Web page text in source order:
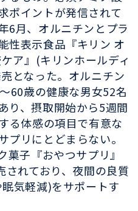
ポイントが発信されて
6月、オルニチンとプラ
性表示食品『キリン オ
ア』(キリンホールディ
となった。オルニチン
60歳の健康な男女52名
り、摂取開始から5週間
る体感の項目で有意な
プリにとどまらない。
子『おやつサプリ』
れており、夜間の良質
気軽減)をサポートす